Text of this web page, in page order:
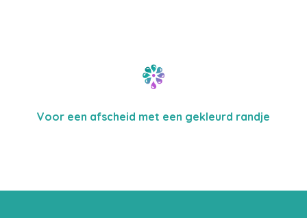
Voor een afscheid met een gekleurd randje